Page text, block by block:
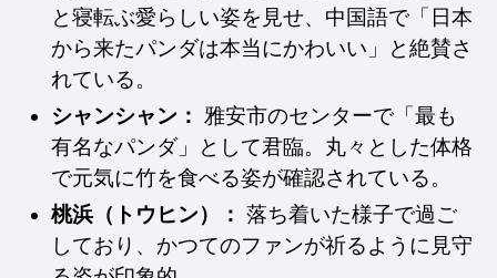
と寝転ぶ愛らしい姿を見せ、中国語で「日本
から来たパンダは本当にかわいい」と絶賛さ
れている。
シャンシャン：
雅安市のセンターで「最も
有名なパンダ」として君臨。丸々とした体格
で元気に竹を食べる姿が確認されている。
桃浜（トウヒン）： 落ち着いた様子で過ご
しており、かつてのファンが祈るように見守